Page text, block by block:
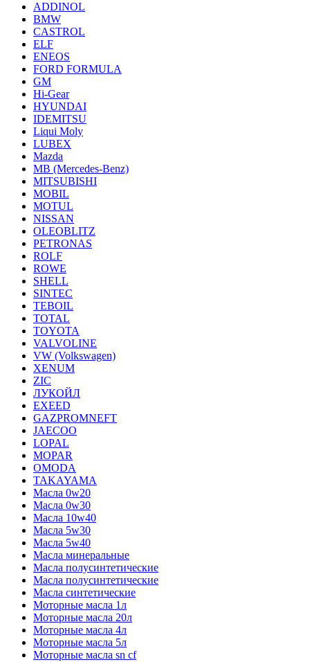
ADDINOL
BMW
CASTROL
ELF
ENEOS
FORD FORMULA
GM
Hi-Gear
HYUNDAI
IDEMITSU
Liqui Moly
LUBEX
Mazda
MB (Mercedes-Вenz)
MITSUBISHI
MOBIL
MOTUL
NISSAN
OLEOBLITZ
PETRONAS
ROLF
ROWE
SHELL
SINTEC
TEBOIL
TOTAL
TOYOTA
VALVOLINE
VW (Volkswagen)
XENUM
ZIC
ЛУКОЙЛ
EXEED
GAZPROMNEFT
JAECOO
LOPAL
MOPAR
OMODA
TAKAYAMA
Масла 0w20
Масла 0w30
Масла 10w40
Масла 5w30
Масла 5w40
Масла минеральные
Масла полусинтетические
Масла полусинтетические
Масла синтетические
Моторные масла 1л
Моторные масла 20л
Моторные масла 4л
Моторные масла 5л
Моторные масла sn cf